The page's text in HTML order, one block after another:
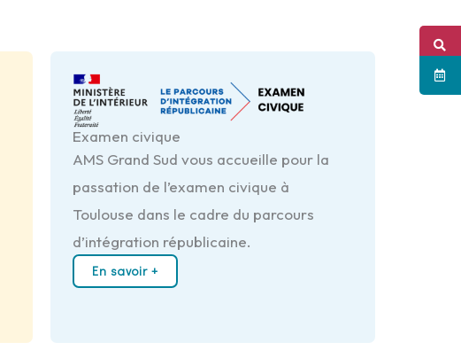
Examen civique
AMS Grand Sud vous accueille pour la
passation de l’examen civique à
Toulouse dans le cadre du parcours
d’intégration républicaine.
En savoir +